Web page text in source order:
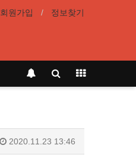
회원가입 정보찾기
2020.11.23 13:46